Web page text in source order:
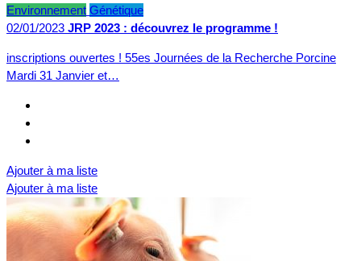
Environnement Génétique
02/01/2023 JRP 2023 : découvrez le programme !
inscriptions ouvertes ! 55es Journées de la Recherche Porcine
Mardi 31 Janvier et…
Ajouter à ma liste
Ajouter à ma liste